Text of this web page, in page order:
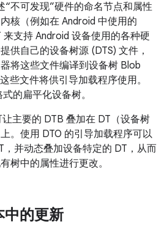
“不可发现”硬件的命名节点和属性
核（例如在 Android 中使用的
来支持 Android 设备使用的各种硬
供自己的设备树源 (DTS) 文件，
将这些文件编译到设备树 Blob
些文件将供引导加载程序使用。
的扁平化设备树。
让主要的 DTB 叠加在 DT（设备树
。 使用 DTO 的引导加载程序可以
，并动态叠加设备特定的 DT，从而
树中的属性进行更改。
的更新